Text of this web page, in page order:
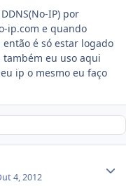
IP) por
ip.com e quando
é só estar logado
eu uso aqui
ip o mesmo eu faço
4, 2012